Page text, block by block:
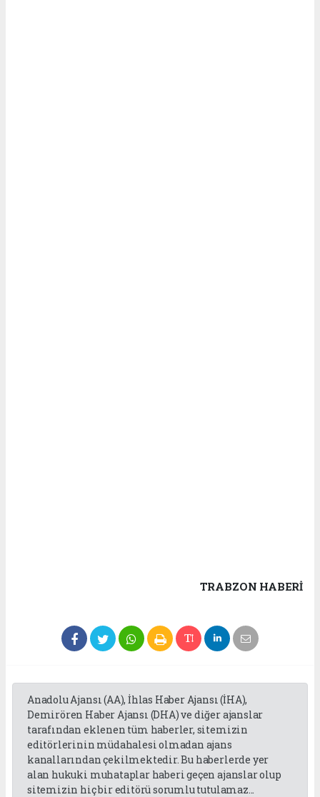
TRABZON HABERİ
Anadolu Ajansı (AA), İhlas Haber Ajansı (İHA),
Demirören Haber Ajansı (DHA) ve diğer ajanslar
tarafından eklenen tüm haberler, sitemizin
editörlerinin müdahalesi olmadan ajans
kanallarından çekilmektedir. Bu haberlerde yer
alan hukuki muhataplar haberi geçen ajanslar olup
sitemizin hiç bir editörü sorumlu tutulamaz...